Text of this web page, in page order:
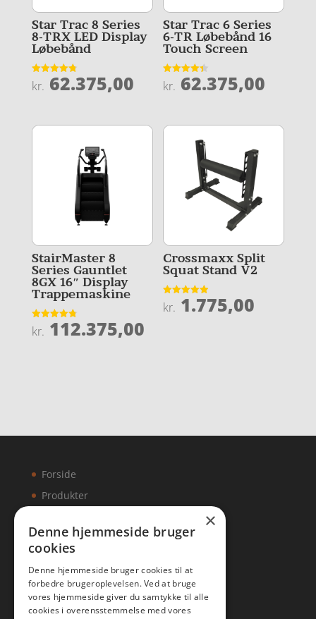
Star Trac 8 Series
8-TRX LED Display
Løbebånd
Vurderet
4.8
kr. 62.375,00
Star Trac 6 Series
6-TR Løbebånd 16
Touch Screen
Vurderet
4.4
kr. 62.375,00
StairMaster 8
Series Gauntlet
8GX 16″ Display
Trappemaskine
Vurderet
4.8
kr. 112.375,00
Crossmaxx Split
Squat Stand V2
Vurderet
4.9
kr. 1.775,00
Forside
Produkter
Artikler
Malawigruppen
×
Denne hjemmeside bruger
cookies
Denne hjemmeside bruger cookies til at
forbedre brugeroplevelsen. Ved at bruge
vores hjemmeside giver du samtykke til alle
cookies i overensstemmelse med vores